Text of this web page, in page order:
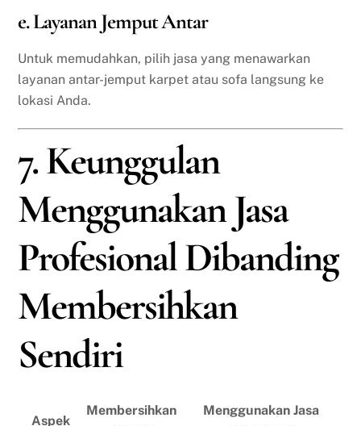
e. Layanan Jemput Antar
Untuk memudahkan, pilih jasa yang menawarkan
layanan antar-jemput karpet atau sofa langsung ke
lokasi Anda.
7. Keunggulan
Menggunakan Jasa
Profesional Dibanding
Membersihkan
Sendiri
Aspek
Membersihkan
Menggunakan Jasa